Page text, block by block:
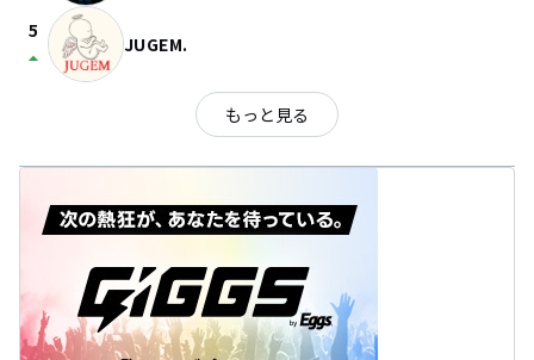
5
arrow_drop_up JUGEM.
もっと見る